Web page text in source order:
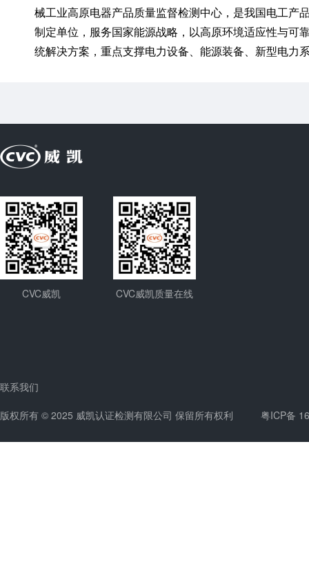
械工业高原电器产品质量监督检测中心，是我国电工产
制定单位，服务国家能源战略，以高原环境适应性与可
统解决方案，重点支撑电力设备、能源装备、新型电力
CVC威凯 CVC威凯质量在线
联系我们
版权所有 © 2025 威凯认证检测有限公司 保留所有权利 粤ICP备